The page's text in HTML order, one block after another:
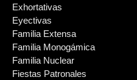
Exhortativas
Eyectivas
Familia Extensa
Familia Monogámica
Familia Nuclear
Fiestas Patronales